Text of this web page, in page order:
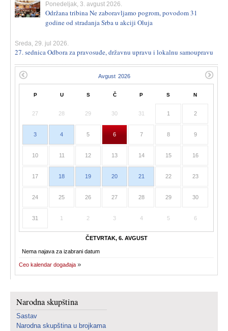
Ponedeljak, 3. avgust 2026.
Održana tribina Ne zaboravljamo pogrom, povodom 31
godine od stradanja Srba u akciji Oluja
Sreda, 29. jul 2026.
27. sednica Odbora za pravosuđe, državnu upravu i lokalnu samoupravu
P U S Č P S N
27 28 29 30 31 1 2
3 4 5 6 7 8 9
10 11 12 13 14 15 16
17 18 19 20 21 22 23
24 25 26 27 28 29 30
31 1 2 3 4 5 6
ČETVRTAK, 6. AVGUST
Nema najava za izabrani datum
Ceo kalendar događaja
Narodna skupština
Sastav
Narodna skupština u brojkama